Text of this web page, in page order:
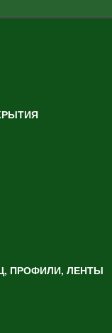
ПРОФИЛИ, ЛЕНТЫ